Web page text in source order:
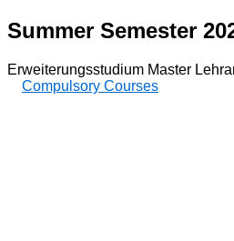
Summer Semester
Erweiterungsstudium Master
Compulsory Courses